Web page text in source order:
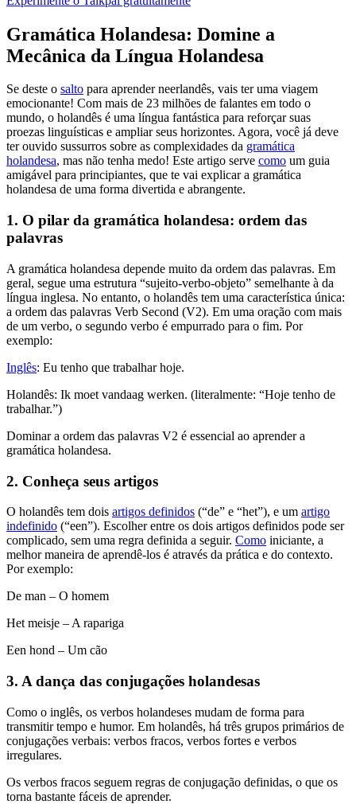
Gramática Holandesa: Domine a
Mecânica da Língua Holandesa
Se deste o salto para aprender neerlandês, vais ter uma viagem
emocionante! Com mais de 23 milhões de falantes em todo o
mundo, o holandês é uma língua fantástica para reforçar suas
proezas linguísticas e ampliar seus horizontes. Agora, você já deve
ter ouvido sussurros sobre as complexidades da gramática
holandesa, mas não tenha medo! Este artigo serve como um guia
amigável para principiantes, que te vai explicar a gramática
holandesa de uma forma divertida e abrangente.
1. O pilar da gramática holandesa: ordem das
palavras
A gramática holandesa depende muito da ordem das palavras. Em
geral, segue uma estrutura “sujeito-verbo-objeto” semelhante à da
língua inglesa. No entanto, o holandês tem uma característica única:
a ordem das palavras Verb Second (V2). Em uma oração com mais
de um verbo, o segundo verbo é empurrado para o fim. Por
exemplo:
Inglês: Eu tenho que trabalhar hoje.
Holandês: Ik moet vandaag werken. (literalmente: “Hoje tenho de
trabalhar.”)
Dominar a ordem das palavras V2 é essencial ao aprender a
gramática holandesa.
2. Conheça seus artigos
O holandês tem dois artigos definidos (“de” e “het”), e um artigo
indefinido (“een”). Escolher entre os dois artigos definidos pode ser
complicado, sem uma regra definida a seguir. Como iniciante, a
melhor maneira de aprendê-los é através da prática e do contexto.
Por exemplo:
De man – O homem
Het meisje – A rapariga
Een hond – Um cão
3. A dança das conjugações holandesas
Como o inglês, os verbos holandeses mudam de forma para
transmitir tempo e humor. Em holandês, há três grupos primários de
conjugações verbais: verbos fracos, verbos fortes e verbos
irregulares.
Os verbos fracos seguem regras de conjugação definidas, o que os
torna bastante fáceis de aprender.